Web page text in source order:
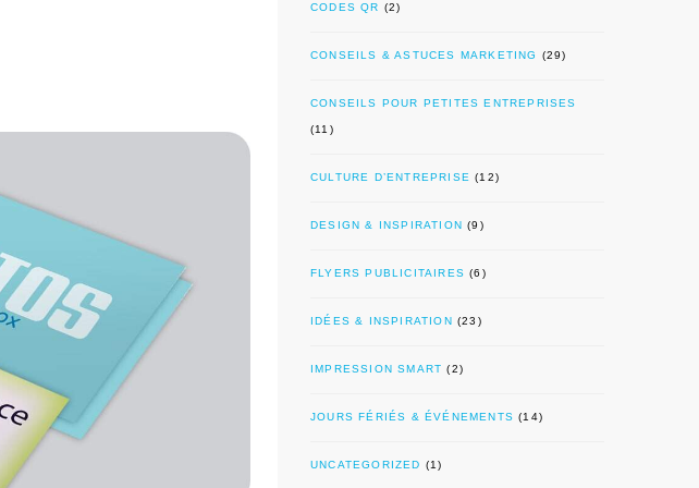
CODES QR (2)
CONSEILS & ASTUCES MARKETING (29)
CONSEILS POUR PETITES ENTREPRISES
(11)
CULTURE D’ENTREPRISE (12)
DESIGN & INSPIRATION (9)
FLYERS PUBLICITAIRES (6)
IDÉES & INSPIRATION (23)
IMPRESSION SMART (2)
JOURS FÉRIÉS & ÉVÉNEMENTS (14)
UNCATEGORIZED (1)